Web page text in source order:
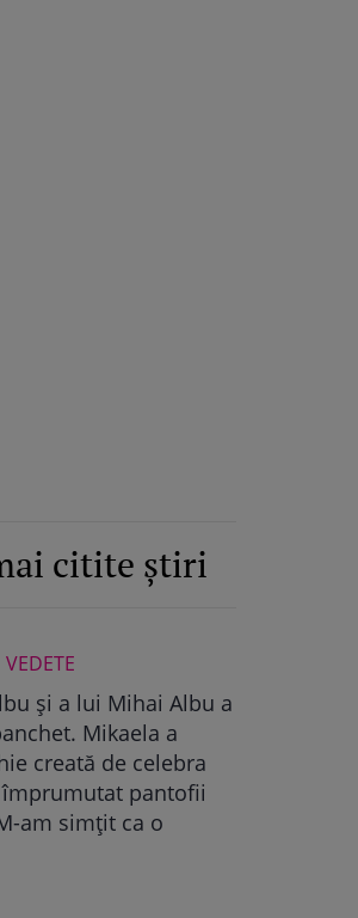
citite știri
VEDETE
show cu trupa de
a surprins Antonia
mândră”